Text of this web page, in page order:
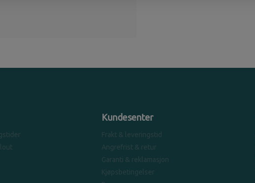
Kundesenter
Frakt & leveringstid
Angrefrist & retur
Garanti & reklamasjon
Kjøpsbetingelser